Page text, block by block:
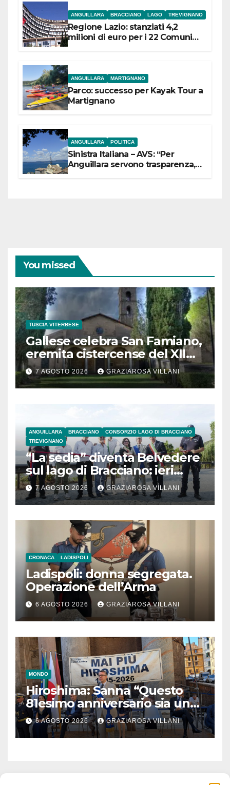
ANGUILLARA BRACCIANO LAGO TREVIGNANO
Regione Lazio: stanziati 4,2
milioni di euro per i 22 Comuni
ANGUILLARA MARTIGNANO
Parco: successo per Kayak Tour a
Martignano
ANGUILLARA POLITICA
Sinistra Italiana – AVS: “Per
Anguillara servono trasparenza,
You missed
TUSCIA VITERBESE
Gallese celebra San Famiano,
eremita cistercense del XII
secolo
7 AGOSTO 2026 GRAZIAROSA VILLANI
ANGUILLARA BRACCIANO
CONSORZIO LAGO DI BRACCIANO
TREVIGNANO
“La sedia” diventa Belvedere
sul lago di Bracciano: ieri
l’inaugurazione
7 AGOSTO 2026 GRAZIAROSA VILLANI
CRONACA LADISPOLI
Ladispoli: donna segregata.
Operazione dell’Arma
6 AGOSTO 2026 GRAZIAROSA VILLANI
MONDO
Hiroshima: Sanna “Questo
81esimo anniversario sia un
monito per tutti”
6 AGOSTO 2026 GRAZIAROSA VILLANI